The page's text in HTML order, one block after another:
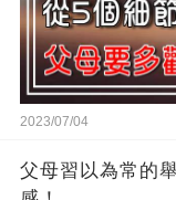
2023/07/04
父母習以為常的